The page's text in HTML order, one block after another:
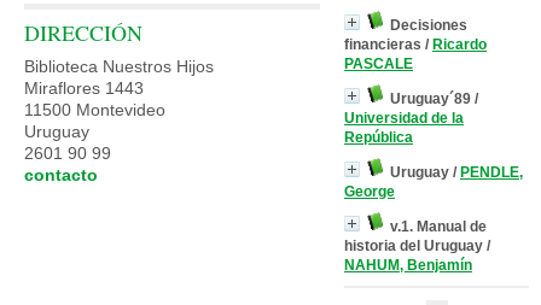
Decisiones
financieras / Ricardo
PASCALE
Uruguay´89 /
Universidad de la
República
Uruguay / PENDLE,
George
v.1. Manual de
historia del Uruguay /
NAHUM, Benjamín
DIRECCIÓN
Biblioteca Nuestros Hijos
Miraflores 1443
11500 Montevideo
Uruguay
2601 90 99
contacto